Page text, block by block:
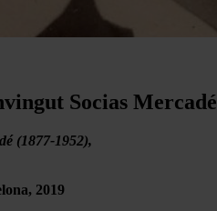
Socias Mercadé
(1877-1952),
2019